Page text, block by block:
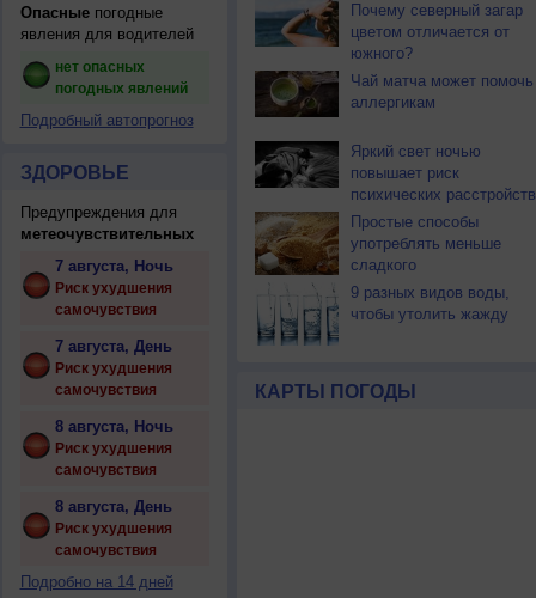
Опасныепогодные
явления для водителей
нет опасных
погодных явлений
Подробный автопрогноз
ЗДОРОВЬЕ
Предупреждения для
метеочувствительных
7 августа, Ночь
Риск ухудшения
самочувствия
7 августа, День
Риск ухудшения
самочувствия
8 августа, Ночь
Риск ухудшения
самочувствия
8 августа, День
Риск ухудшения
самочувствия
Подробно на 14 дней
Почему северный загар
цветом отличается от
южного?
Чай матча может помочь
аллергикам
Яркий свет ночью
повышает риск
психических расстройств
Простые способы
употреблять меньше
сладкого
9 разных видов воды,
чтобы утолить жажду
КАРТЫ ПОГОДЫ